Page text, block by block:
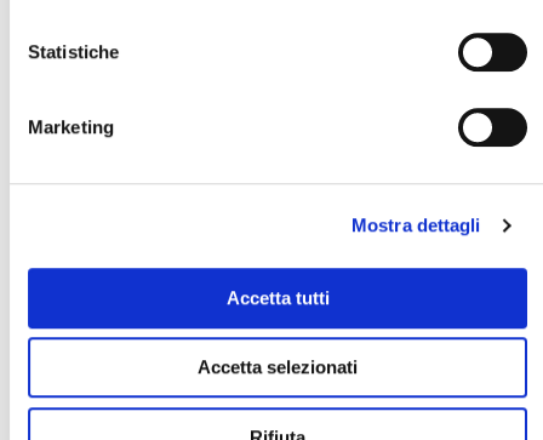
Statistiche
Marketing
Mostra dettagli
Accetta tutti
Accetta selezionati